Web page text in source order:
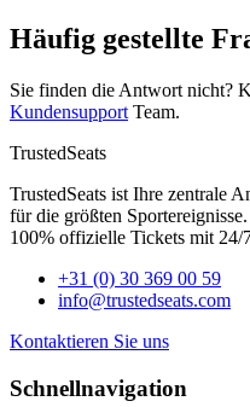
Häufig gestellte
Sie finden die Antwort nicht?
Kundensupport Team.
TrustedSeats
TrustedSeats ist Ihre zentrale
für die größten
100% offizielle Tickets mit 24/
+31 (0) 30 369 00 59
info@trustedseats.com
Kontaktieren Sie uns
Schnellnavigation